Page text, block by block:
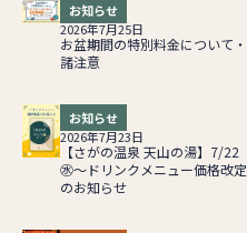
お知らせ
2026年7月25日
お盆期間の特別料金について・
諸注意
お知らせ
2026年7月23日
【さがの温泉 天山の湯】7/22
㊌～ドリンクメニュー価格改定
のお知らせ